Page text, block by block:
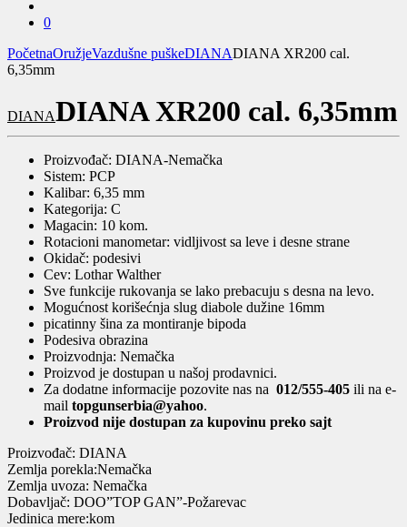
0
PočetnaOružjeVazdušne puškeDIANADIANA XR200 cal.
6,35mm
DIANADIANA XR200 cal. 6,35mm
Proizvođač: DIANA-Nemačka
Sistem: PCP
Kalibar: 6,35 mm
Kategorija: C
Magacin: 10 kom.
Rotacioni manometar: vidljivost sa leve i desne strane
Okidač: podesivi
Cev: Lothar Walther
Sve funkcije rukovanja se lako prebacuju s desna na levo.
Mogućnost korišećnja slug diabole dužine 16mm
picatinny šina za montiranje bipoda
Podesiva obrazina
Proizvodnja: Nemačka
Proizvod je dostupan u našoj prodavnici.
Za dodatne informacije pozovite nas na 012/555-405 ili na e-
mail topgunserbia@yahoo.
Proizvod nije dostupan za kupovinu preko sajt
Proizvođač: DIANA
Zemlja porekla:Nemačka
Zemlja uvoza: Nemačka
Dobavljač: DOO”TOP GAN”-Požarevac
Jedinica mere:kom